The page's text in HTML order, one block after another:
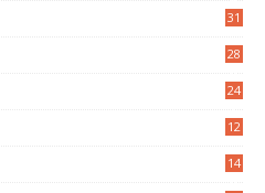
31
28
24
12
14